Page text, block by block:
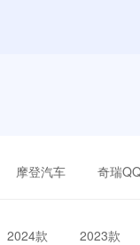
摩登汽车 奇瑞
2024款 2023款